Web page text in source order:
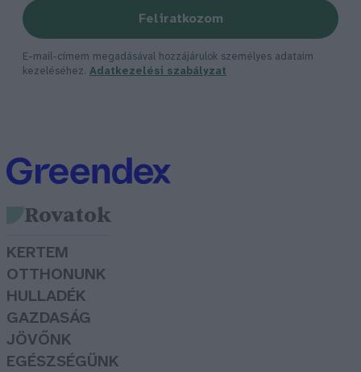
Feliratkozom
E-mail-címem megadásával hozzájárulok személyes adataim
kezeléséhez. Adatkezelési szabályzat
Rovatok
KERTEM
OTTHONUNK
HULLADÉK
GAZDASÁG
JÖVŐNK
EGÉSZSÉGÜNK